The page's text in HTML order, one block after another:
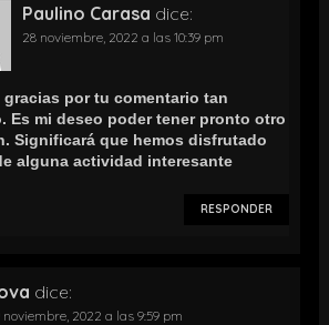
Paulino Carasa dice:
28 noviembre, 2022 a las 10:39 pm
gracias por tu comentario tan
Es mi deseo poder tener pronto otro
Significará que hemos disfrutado
alguna actividad interesante
RESPONDER
dice:
noviembre, 2022 a las 9:59 pm